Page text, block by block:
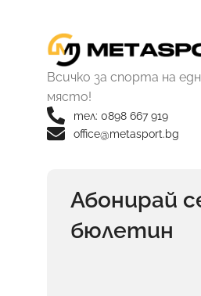
Всичко за спорта на
място!
тел: 0898 667 919
office@metasport.bg
Абонирай
бюлетин